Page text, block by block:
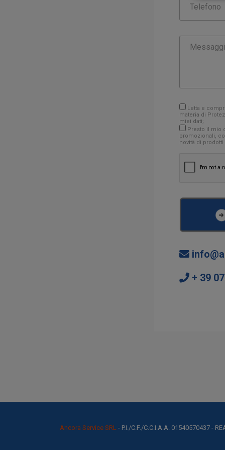
Letta e
materia di
miei dati;
Presto il mio
promozionali,
novità di prodotti
+ 39
Ancora Service SRL- P.I./C.F./C.C.I.A.A. 01540570437 -